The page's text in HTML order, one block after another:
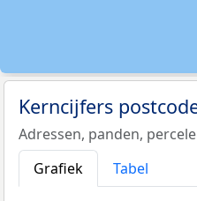
Kerncijfers
Adressen, panden,
Grafiek
Tabel